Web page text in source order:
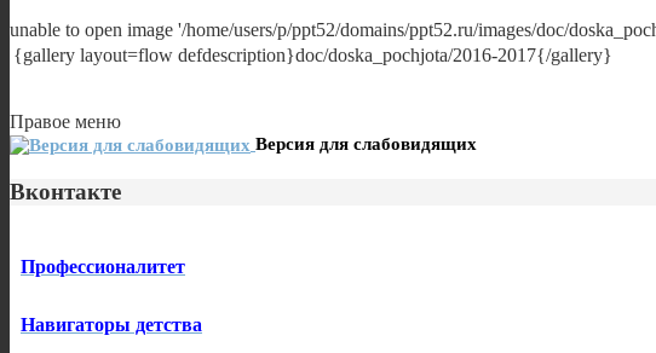
unable to open image '/home/users/p/ppt52/domains/ppt52.ru/images/doc/
{gallery layout=flow defdescription}doc/doska_pochjota/2016-2017{/gallery}
Правое меню
Версия для слабовидящих
Вконтакте
Профессионалитет
Навигаторы детства